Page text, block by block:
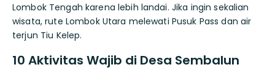
Lombok Tengah karena lebih landai. Jika ingin sekalian
wisata, rute Lombok Utara melewati Pusuk Pass dan air
terjun Tiu Kelep.
10 Aktivitas Wajib di Desa Sembalun